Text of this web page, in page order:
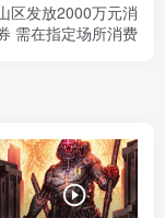
区发放2000万元消
需在指定场所消费